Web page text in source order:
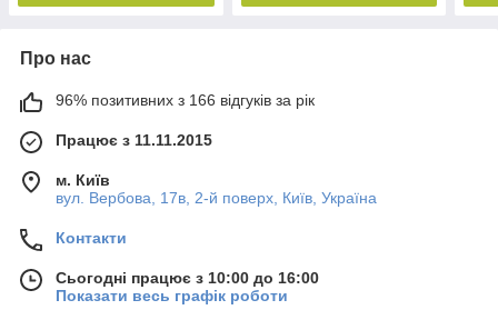
Про нас
96% позитивних з 166 відгуків за рік
Працює з 11.11.2015
м. Київ
вул. Вербова, 17в, 2-й поверх, Київ, Україна
Контакти
Сьогодні працює з 10:00 до 16:00
Показати весь графік роботи